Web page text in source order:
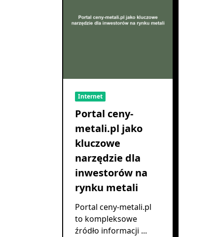
Internet
Portal ceny-
metali.pl jako
kluczowe
narzędzie dla
inwestorów na
rynku metali
Portal ceny-metali.pl
to kompleksowe
źródło informacji ...